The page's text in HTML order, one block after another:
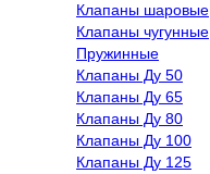
Клапаны шаровые
Клапаны чугунные
Пружинные
Клапаны Ду 50
Клапаны Ду 65
Клапаны Ду 80
Клапаны Ду 100
Клапаны Ду 125